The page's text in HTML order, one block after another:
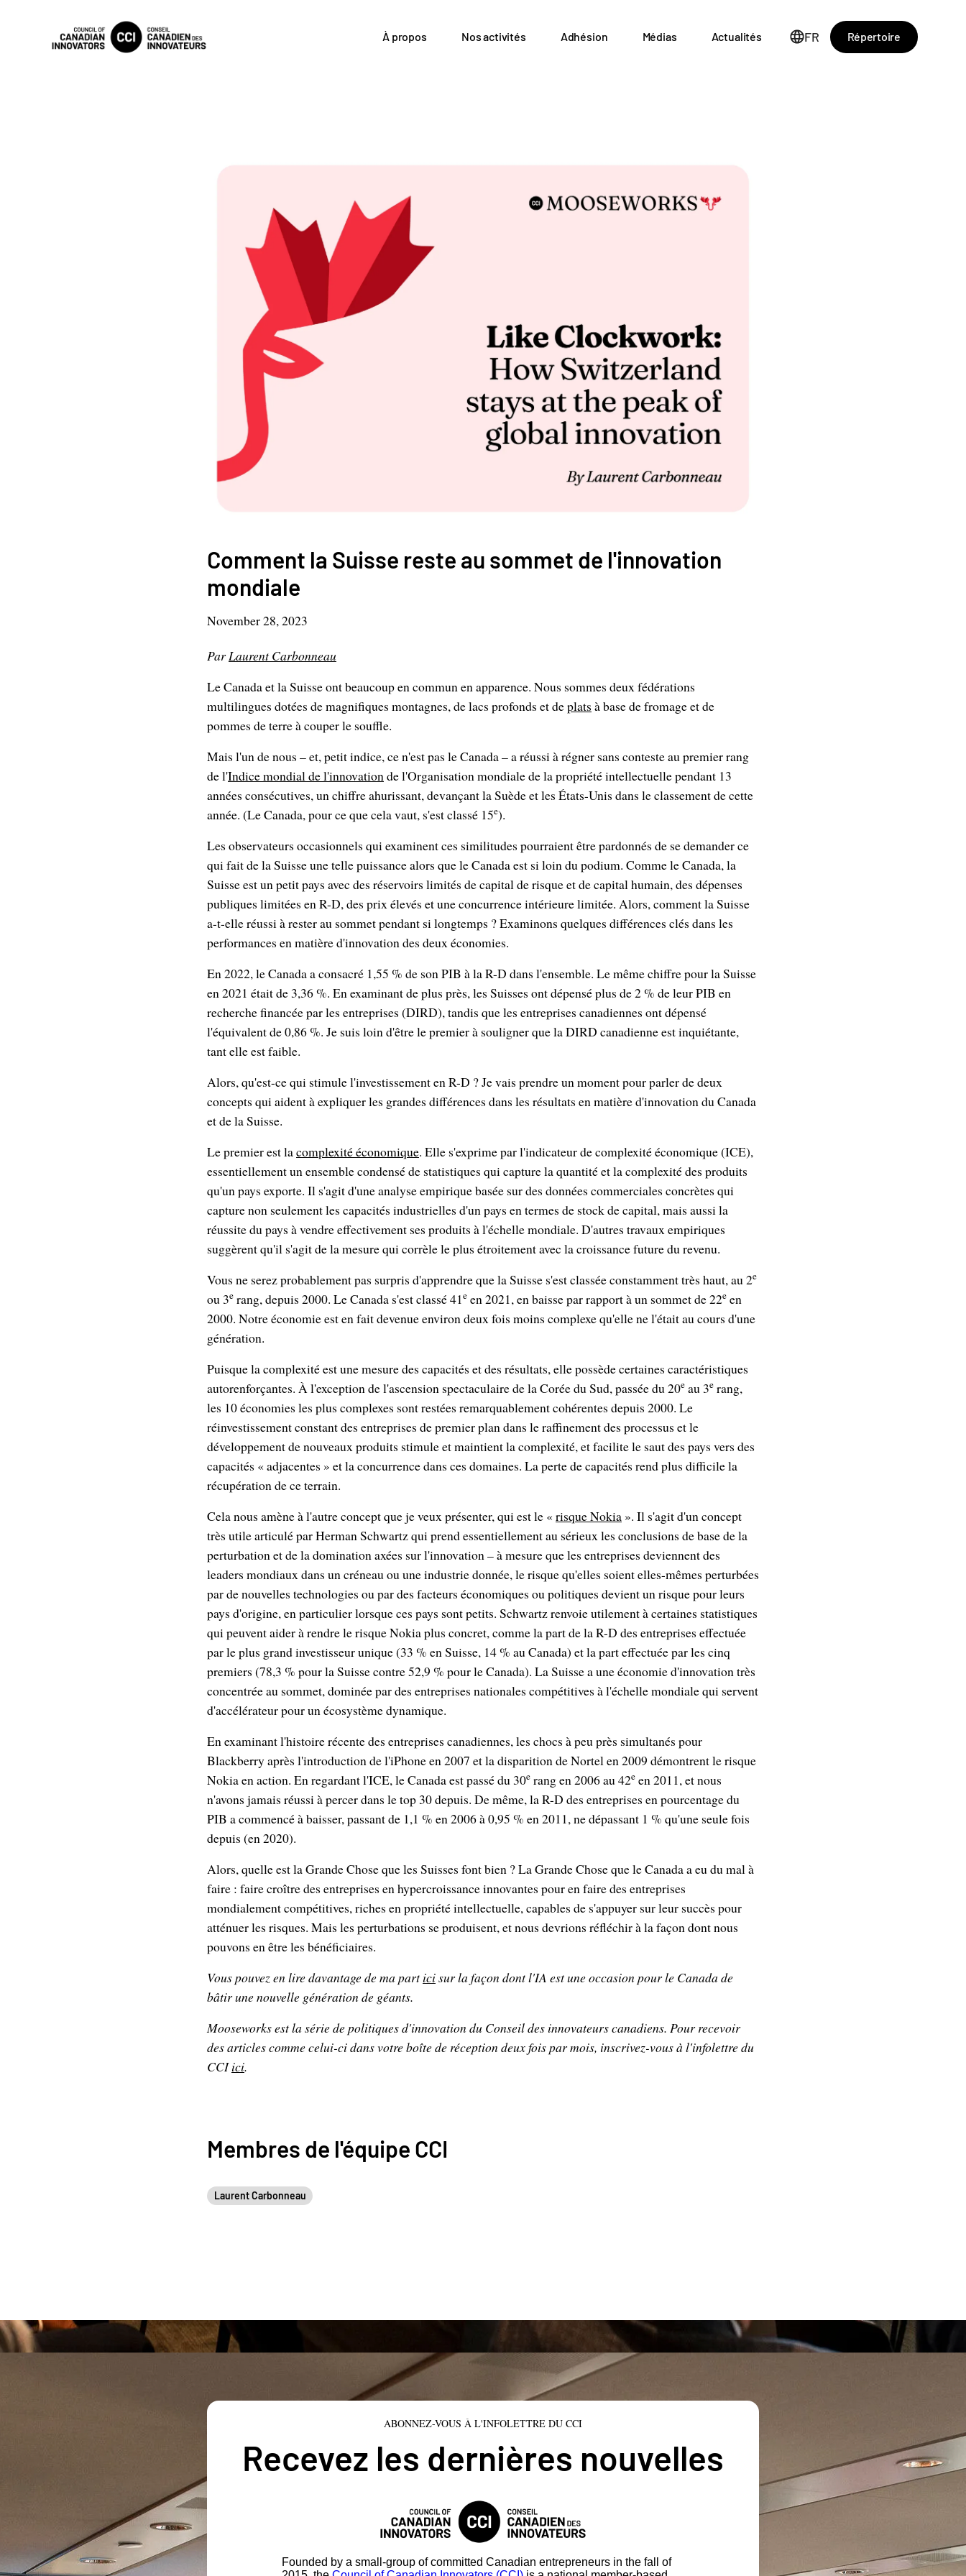
À propos Nos activités Adhésion Médias Actualités FR Répertoire
Comment la Suisse reste au sommet de l'innovation
mondiale
November 28, 2023
ParLaurent Carbonneau
Le Canada et la Suisse ont beaucoup en commun en apparence. Nous sommes deux fédérations
multilingues dotées de magnifiques montagnes, de lacs profonds et deplats à base de fromage et de
pommes de terre à couper le souffle.
Mais l'un de nous – et, petit indice, ce n'est pas le Canada – a réussi à régner sans conteste au premier rang
de l'Indice mondial de l'innovationde l'Organisation mondiale de la propriété intellectuelle pendant 13
années consécutives, un chiffre ahurissant, devançant la Suède et les États-Unis dans le classement de cette
année. (Le Canada, pour ce que cela vaut, s'est classé 15e).
Les observateurs occasionnels qui examinent ces similitudes pourraient être pardonnés de se demander ce
qui fait de la Suisse une telle puissance alors que le Canada est si loin du podium. Comme le Canada, la
Suisse est un petit pays avec des réservoirs limités de capital de risque et de capital humain, des dépenses
publiques limitées en R-D, des prix élevés et une concurrence intérieure limitée. Alors, comment la Suisse
a-t-elle réussi à rester au sommet pendant si longtemps ? Examinons quelques différences clés dans les
performances en matière d'innovation des deux économies.
En 2022, le Canada a consacré 1,55 % de son PIB à la R-D dans l'ensemble. Le même chiffre pour la Suisse
en 2021 était de 3,36 %. En examinant de plus près, les Suisses ont dépensé plus de 2 % de leur PIB en
recherche financée par les entreprises (DIRD), tandis que les entreprises canadiennes ont dépensé
l'équivalent de 0,86 %. Je suis loin d'être le premier à souligner que la DIRD canadienne est inquiétante,
tant elle est faible.
Alors, qu'est-ce qui stimule l'investissement en R-D ? Je vais prendre un moment pour parler de deux
concepts qui aident à expliquer les grandes différences dans les résultats en matière d'innovation du Canada
et de la Suisse.
Le premier est lacomplexité économique. Elle s'exprime par l'indicateur de complexité économique (ICE),
essentiellement un ensemble condensé de statistiques qui capture la quantité et la complexité des produits
qu'un pays exporte. Il s'agit d'une analyse empirique basée sur des données commerciales concrètes qui
capture non seulement les capacités industrielles d'un pays en termes de stock de capital, mais aussi la
réussite du pays à vendre effectivement ses produits à l'échelle mondiale. D'autres travaux empiriques
suggèrent qu'il s'agit de la mesure qui corrèle le plus étroitement avec la croissance future du revenu.
Vous ne serez probablement pas surpris d'apprendre que la Suisse s'est classée constamment très haut, au 2e
ou 3e rang, depuis 2000. Le Canada s'est classé 41e en 2021, en baisse par rapport à un sommet de 22e en
2000. Notre économie est en fait devenue environ deux fois moins complexe qu'elle ne l'était au cours d'une
génération.
Puisque la complexité est une mesure des capacités et des résultats, elle possède certaines caractéristiques
autorenforçantes. À l'exception de l'ascension spectaculaire de la Corée du Sud, passée du 20e au 3e rang,
les 10 économies les plus complexes sont restées remarquablement cohérentes depuis 2000. Le
réinvestissement constant des entreprises de premier plan dans le raffinement des processus et le
développement de nouveaux produits stimule et maintient la complexité, et facilite le saut des pays vers des
capacités « adjacentes » et la concurrence dans ces domaines. La perte de capacités rend plus difficile la
récupération de ce terrain.
Cela nous amène à l'autre concept que je veux présenter, qui est le « risque Nokia ». Il s'agit d'un concept
très utile articulé par Herman Schwartz qui prend essentiellement au sérieux les conclusions de base de la
perturbation et de la domination axées sur l'innovation – à mesure que les entreprises deviennent des
leaders mondiaux dans un créneau ou une industrie donnée, le risque qu'elles soient elles-mêmes perturbées
par de nouvelles technologies ou par des facteurs économiques ou politiques devient un risque pour leurs
pays d'origine, en particulier lorsque ces pays sont petits. Schwartz renvoie utilement à certaines statistiques
qui peuvent aider à rendre le risque Nokia plus concret, comme la part de la R-D des entreprises effectuée
par le plus grand investisseur unique (33 % en Suisse, 14 % au Canada) et la part effectuée par les cinq
premiers (78,3 % pour la Suisse contre 52,9 % pour le Canada). La Suisse a une économie d'innovation très
concentrée au sommet, dominée par des entreprises nationales compétitives à l'échelle mondiale qui servent
d'accélérateur pour un écosystème dynamique.
En examinant l'histoire récente des entreprises canadiennes, les chocs à peu près simultanés pour
Blackberry après l'introduction de l'iPhone en 2007 et la disparition de Nortel en 2009 démontrent le risque
Nokia en action. En regardant l'ICE, le Canada est passé du 30e rang en 2006 au 42e en 2011, et nous
n'avons jamais réussi à percer dans le top 30 depuis. De même, la R-D des entreprises en pourcentage du
PIB a commencé à baisser, passant de 1,1 % en 2006 à 0,95 % en 2011, ne dépassant 1 % qu'une seule fois
depuis (en 2020).
Alors, quelle est la Grande Chose que les Suisses font bien ? La Grande Chose que le Canada a eu du mal à
faire : faire croître des entreprises en hypercroissance innovantes pour en faire des entreprises
mondialement compétitives, riches en propriété intellectuelle, capables de s'appuyer sur leur succès pour
atténuer les risques. Mais les perturbations se produisent, et nous devrions réfléchir à la façon dont nous
pouvons en être les bénéficiaires.
Vous pouvez en lire davantage de ma part icisur la façon dont l'IA est une occasion pour le Canadade
bâtir une nouvelle génération de géants.
Mooseworks est la série de politiques d'innovation du Conseil des innovateurs canadiens. Pour recevoir
des articles comme celui-ci dans votre boîte de réception deux fois par mois, inscrivez-vous à l'infolettre du
CCIici.
Membres de l'équipe CCI
Laurent Carbonneau
ABONNEZ-VOUS À L'INFOLETTRE DU CCI
Recevez les dernières nouvelles